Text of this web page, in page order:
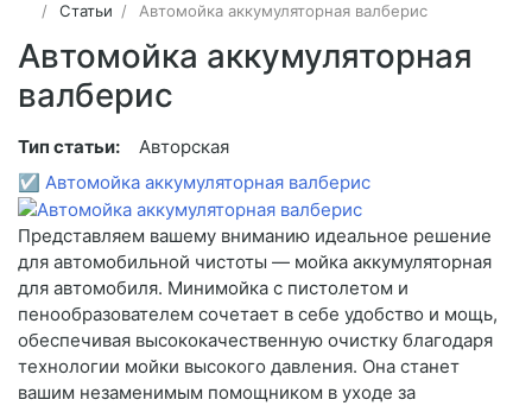
Статьи Автомойка аккумуляторная валберис
Автомойка аккумуляторная
валберис
Тип статьи:
Авторская
☑ Автомойка аккумуляторная валберис
Представляем вашему вниманию идеальное решение
для автомобильной чистоты — мойка аккумуляторная
для автомобиля. Минимойка с пистолетом и
пенообразователем сочетает в себе удобство и мощь,
обеспечивая высококачественную очистку благодаря
технологии мойки высокого давления. Она станет
вашим незаменимым помощником в уходе за